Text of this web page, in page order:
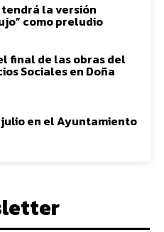
la versión
como preludio
final de las obras del
Sociales en Doña
en el Ayuntamiento